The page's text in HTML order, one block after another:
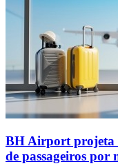
BH Airport projeta
de passageiros por